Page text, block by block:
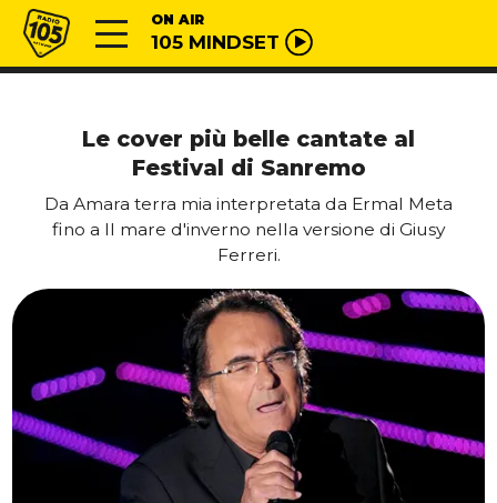
Vai al contenuto
Radio 105 ON AIR
105 MINDSET
Le cover più belle cantate al
Festival di Sanremo
Da Amara terra mia interpretata da Ermal Meta
fino a Il mare d'inverno nella versione di Giusy
Ferreri.